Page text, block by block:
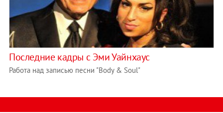
Последние кадры с Эми Уайнхаус
Работа над записью песни "Body & Soul"